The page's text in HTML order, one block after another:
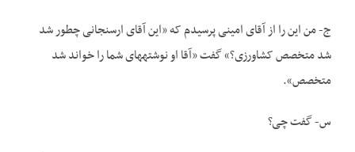
ج- من این را از آقای امینی پرسیدم که «این آقای ارسنجانی چطور شد
شد متخصص کشاورزی؟» گفت «آقا او نوشته­های شما را خواند شد
متخصص».
س- گفت چی؟